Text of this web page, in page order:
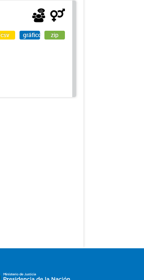
csv gráfico zip